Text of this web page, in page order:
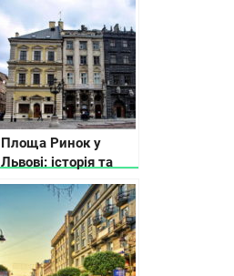
Площа Ринок у
Львові: історія та
цікаві факти